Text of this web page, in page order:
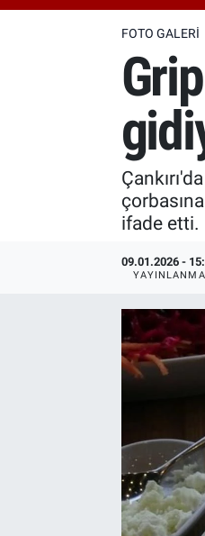
FOTO GALERI
ifade etti.
09.01.2026 -
YAYINLANMA
Özel Haberler
Özel Haberler
Erişim Bilgileri
Haber Arşivi